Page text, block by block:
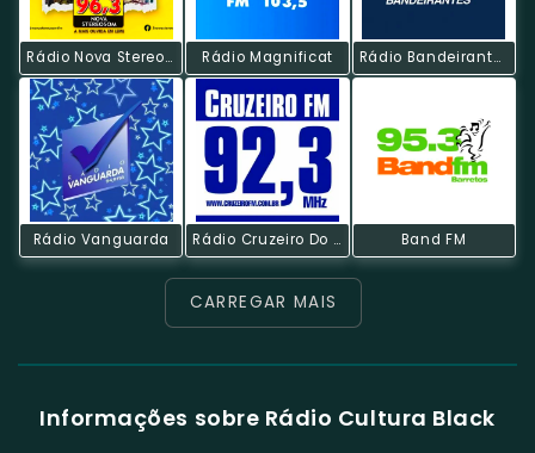
Rádio Nova Stereosom Rádio Magnificat Rádio Bandeirantes FM
Rádio Vanguarda Rádio Cruzeiro Do Sul Band FM
CARREGAR MAIS
Informações sobre Rádio Cultura Black